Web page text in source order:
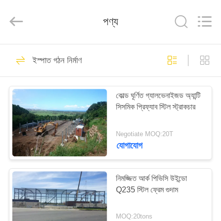
পণ্য
ভিডিও
ভিআর
শো
আমাদের
সম্পর্কে
Reserved.
ইস্পাত গঠন নির্মাণ
151
ইস্পাত গঠন কর্মশালা
174
পণ্য
ইস্পাত গঠন নির্মাণ
কোল্ড ঘূর্ণিত গ্যালভেনাইজড অ্যান্টি
সিসমিক প্রিফ্যাব স্টিল স্ট্রাকচার
Negotiate MOQ:20T
যোগাযোগ
নিমজ্জিত আর্ক পিভিসি উইন্ডো
Q235 স্টিল ফ্রেম গুদাম
MOQ:20tons